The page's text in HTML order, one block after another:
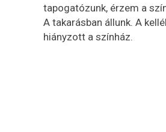
tapogatózunk, érzem a
A takarásban állunk. A
hiányzott a színház.